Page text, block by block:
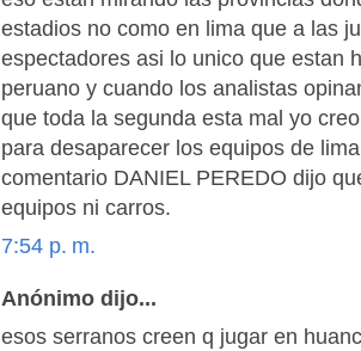
estadios no como en lima que a las
espectadores asi lo unico que estan
peruano y cuando los analistas
que toda la segunda esta mal yo
para desaparecer los equipos de
comentario DANIEL PEREDO dijo
equipos ni carros.
7:54 p. m.
Anónimo dijo...
esos serranos creen q jugar en